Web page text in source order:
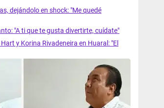
dejándolo en shock: "Me quedé
"A ti que te gusta divertirte, cuídate"
y Korina Rivadeneira en Huaral: "El